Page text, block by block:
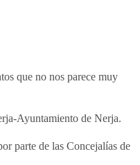
que no nos parece muy
-Ayuntamiento de Nerja.
parte de las Concejalías de